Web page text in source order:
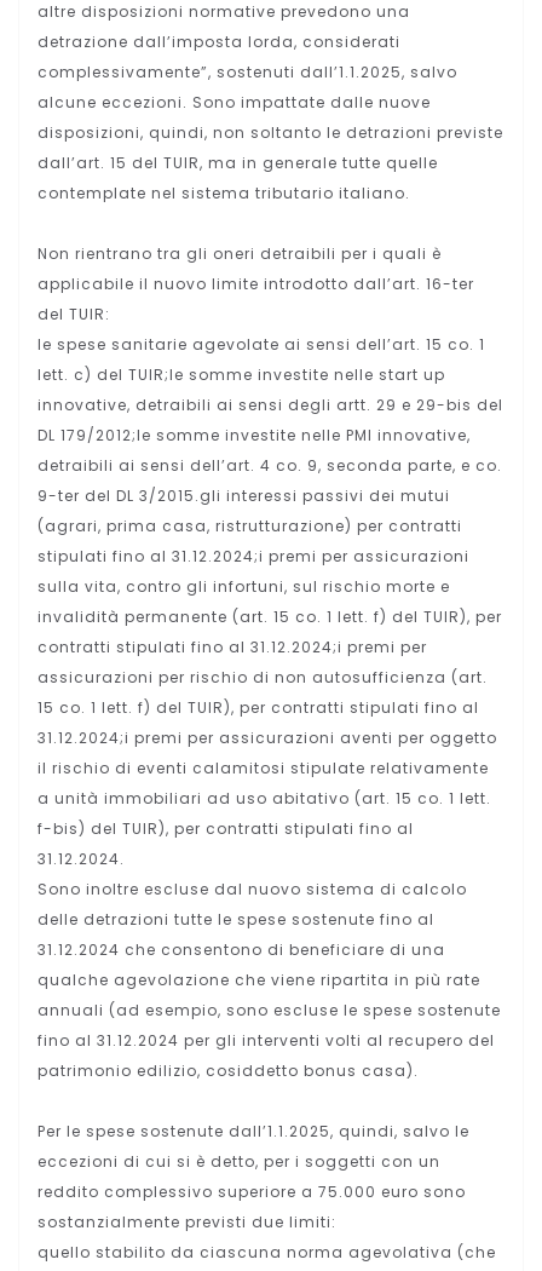
altre disposizioni normative prevedono una
detrazione dall’imposta lorda, considerati
complessivamente”, sostenuti dall’1.1.2025, salvo
alcune eccezioni. Sono impattate dalle nuove
disposizioni, quindi, non soltanto le detrazioni previste
dall’art. 15 del TUIR, ma in generale tutte quelle
contemplate nel sistema tributario italiano.
Non rientrano tra gli oneri detraibili per i quali è
applicabile il nuovo limite introdotto dall’art. 16-ter
del TUIR:
le spese sanitarie agevolate ai sensi dell’art. 15 co. 1
lett. c) del TUIR;le somme investite nelle start up
innovative, detraibili ai sensi degli artt. 29 e 29-bis del
DL 179/2012;le somme investite nelle PMI innovative,
detraibili ai sensi dell’art. 4 co. 9, seconda parte, e co.
9-ter del DL 3/2015.gli interessi passivi dei mutui
(agrari, prima casa, ristrutturazione) per contratti
stipulati fino al 31.12.2024;i premi per assicurazioni
sulla vita, contro gli infortuni, sul rischio morte e
invalidità permanente (art. 15 co. 1 lett. f) del TUIR), per
contratti stipulati fino al 31.12.2024;i premi per
assicurazioni per rischio di non autosufficienza (art.
15 co. 1 lett. f) del TUIR), per contratti stipulati fino al
31.12.2024;i premi per assicurazioni aventi per oggetto
il rischio di eventi calamitosi stipulate relativamente
a unità immobiliari ad uso abitativo (art. 15 co. 1 lett.
f-bis) del TUIR), per contratti stipulati fino al
31.12.2024.
Sono inoltre escluse dal nuovo sistema di calcolo
delle detrazioni tutte le spese sostenute fino al
31.12.2024 che consentono di beneficiare di una
qualche agevolazione che viene ripartita in più rate
annuali (ad esempio, sono escluse le spese sostenute
fino al 31.12.2024 per gli interventi volti al recupero del
patrimonio edilizio, cosiddetto bonus casa).
Per le spese sostenute dall’1.1.2025, quindi, salvo le
eccezioni di cui si è detto, per i soggetti con un
reddito complessivo superiore a 75.000 euro sono
sostanzialmente previsti due limiti:
quello stabilito da ciascuna norma agevolativa (che